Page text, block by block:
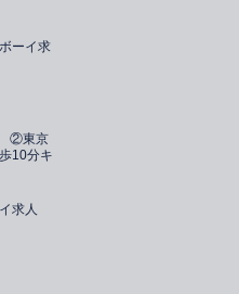
ーイ求
②東京
10分キ
求人